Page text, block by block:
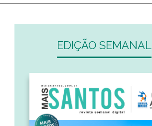
EDIÇÃO SEMANAL